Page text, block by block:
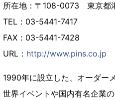
所在地：〒108-0073 東京都
TEL：03-5441-7417
FAX：03-5441-7428
URL： http://www.pins.co.jp
1990年に設立した、オーダー
世界イベントや国内有名企業